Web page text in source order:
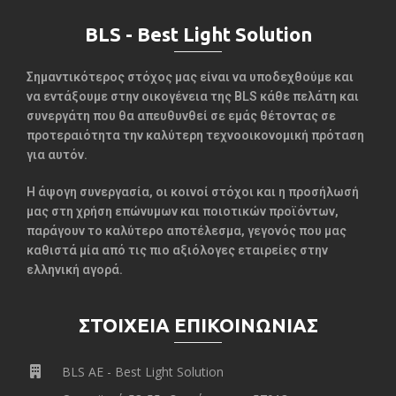
BLS - Best Light Solution
Σημαντικότερος στόχος μας είναι να υποδεχθούμε και
να εντάξουμε στην οικογένεια της BLS κάθε πελάτη και
συνεργάτη που θα απευθυνθεί σε εμάς θέτοντας σε
προτεραιότητα την καλύτερη τεχνοοικονομική πρόταση
για αυτόν.
Η άψογη συνεργασία, οι κοινοί στόχοι και η προσήλωσή
μας στη χρήση επώνυμων και ποιοτικών προϊόντων,
παράγουν το καλύτερο αποτέλεσμα, γεγονός που μας
καθιστά μία από τις πιο αξιόλογες εταιρείες στην
ελληνική αγορά.
ΣΤΟΙΧΕΙΑ ΕΠΙΚΟΙΝΩΝΙΑΣ
BLS AE - Best Light Solution